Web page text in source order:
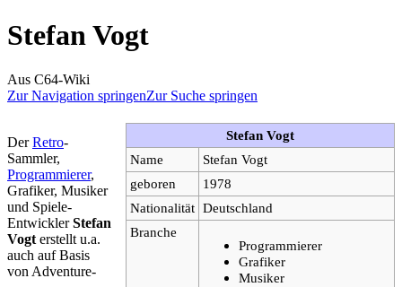
Stefan Vogt
Aus C64-Wiki
Zur Navigation springenZur Suche springen
Stefan Vogt
Name
Stefan Vogt
geboren
1978
Nationalität Deutschland
Branche
Programmierer
Grafiker
Musiker
DerRetro-
Sammler,
Programmierer,
Grafiker, Musiker
und Spiele-
EntwicklerStefan
Vogt erstellt u.a.
auch auf Basis
von Adventure-